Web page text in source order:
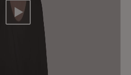
Video abspielen